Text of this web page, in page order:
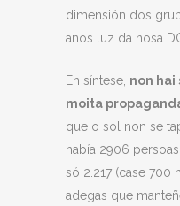
dimensión dos
anos luz da nosa
En síntese, non hai
moita
que o sol non se
había 2906
só 2.217 (case 700
adegas que